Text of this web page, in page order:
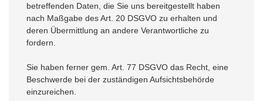
betreffenden Daten, die Sie uns bereitgestellt haben
nach Maßgabe des Art. 20 DSGVO zu erhalten und
deren Übermittlung an andere Verantwortliche zu
fordern.
Sie haben ferner gem. Art. 77 DSGVO das Recht, eine
Beschwerde bei der zuständigen Aufsichtsbehörde
einzureichen.